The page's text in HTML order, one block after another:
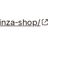
shop/